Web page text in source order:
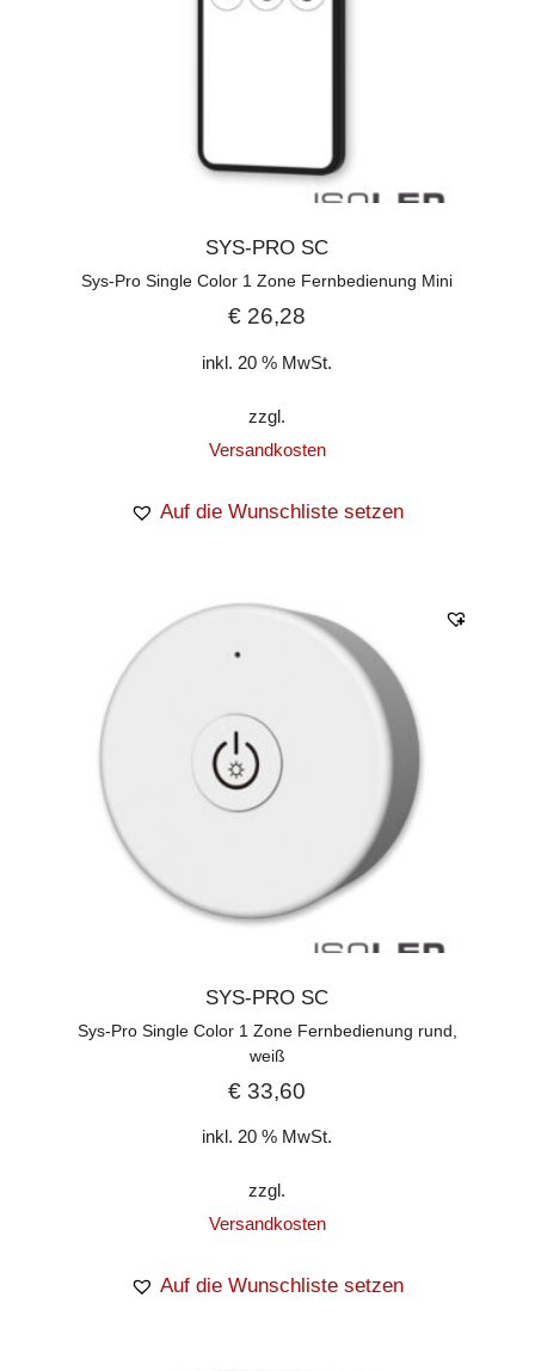
SYS-PRO SC
Sys-Pro Single Color 1 Zone Fernbedienung Mini
€ 26,28
inkl. 20 % MwSt.
zzgl.
Versandkosten
Auf die Wunschliste setzen
SYS-PRO SC
Sys-Pro Single Color 1 Zone Fernbedienung rund,
weiß
€ 33,60
inkl. 20 % MwSt.
zzgl.
Versandkosten
Auf die Wunschliste setzen